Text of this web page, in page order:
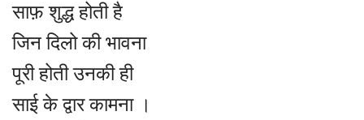
साफ़ शुद्ध होती है
जिन दिलो की भावना
पूरी होती उनकी ही
साई के द्वार कामना ।